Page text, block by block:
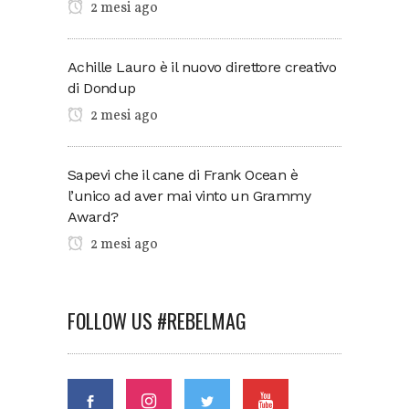
2 mesi ago
Achille Lauro è il nuovo direttore creativo
di Dondup
2 mesi ago
Sapevi che il cane di Frank Ocean è
l’unico ad aver mai vinto un Grammy
Award?
2 mesi ago
FOLLOW US #REBELMAG